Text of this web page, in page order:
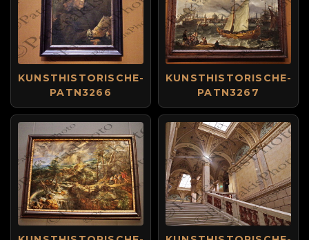
KUNSTHISTORISCHE-
PATN3266
KUNSTHISTORISCHE-
PATN3267